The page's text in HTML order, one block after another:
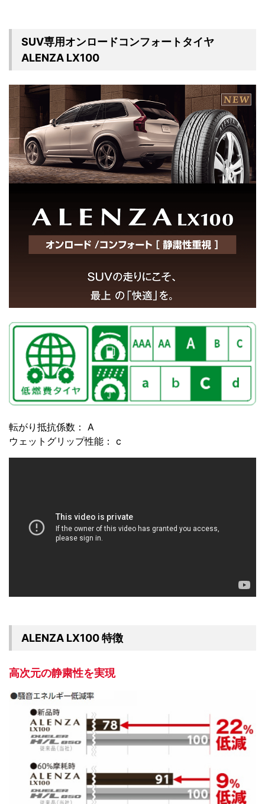
SUV専用オンロードコンフォートタイヤ
ALENZA LX100
転がり抵抗係数： A
ウェットグリップ性能： c
ALENZA LX100 特徴
高次元の静粛性を実現